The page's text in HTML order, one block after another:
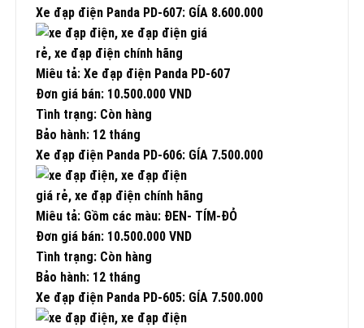
Xe đạp điện Panda PD-607: GÍA 8.600.000
Miêu tả: Xe đạp điện Panda PD-607
Đơn giá bán: 10.500.000 VND
Tình trạng: Còn hàng
Bảo hành: 12 tháng
Xe đạp điện Panda PD-606: GÍA 7.500.000
Miêu tả: Gồm các màu: ĐEN- TÍM-ĐỎ
Đơn giá bán: 10.500.000 VND
Tình trạng: Còn hàng
Bảo hành: 12 tháng
Xe đạp điện Panda PD-605: GÍA 7.500.000